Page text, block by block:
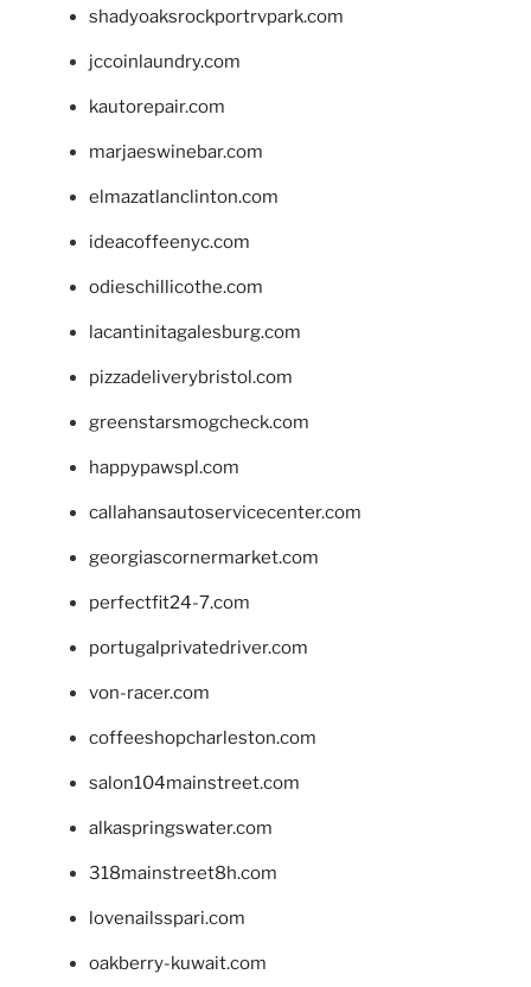
shadyoaksrockportrvpark.com
jccoinlaundry.com
kautorepair.com
marjaeswinebar.com
elmazatlanclinton.com
ideacoffeenyc.com
odieschillicothe.com
lacantinitagalesburg.com
pizzadeliverybristol.com
greenstarsmogcheck.com
happypawspl.com
callahansautoservicecenter.com
georgiascornermarket.com
perfectfit24-7.com
portugalprivatedriver.com
von-racer.com
coffeeshopcharleston.com
salon104mainstreet.com
alkaspringswater.com
318mainstreet8h.com
lovenailsspari.com
oakberry-kuwait.com